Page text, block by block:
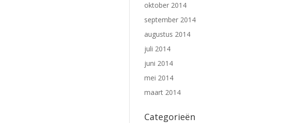
oktober 2014
september 2014
augustus 2014
juli 2014
juni 2014
mei 2014
maart 2014
Categorieën